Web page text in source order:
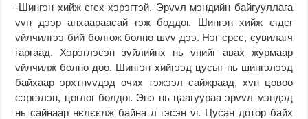
-Шингэн хийж єгєх хэрэгтэй. Эрvvл мэндийн байгууллага
vvн дээр анхаараасай гэж боддог. Шингэн хийж єгдєг
vйлчилгээ бий болгож болно шvv дээ. Нэг єрєє, сувилагч
гаргаад. Хэрэглэсэн зvйлийнх нь vнийг авах журмаар
vйлчилж болно доо. Шингэн хийгээд цусыг нь шингэлээд
байхаар эрхтнvvдэд очих тэжээл сайжраад, хvн цовоо
сэргэлэн, цоглог болдог. Энэ нь цаагуураа эрvvл мэндэд
нь сайнаар нєлєєлж байна л гэсэн vг. Цусан дотор байх